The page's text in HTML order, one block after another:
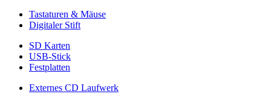
Tastaturen & Mäuse
Digitaler Stift
SD Karten
USB-Stick
Festplatten
Externes CD Laufwerk